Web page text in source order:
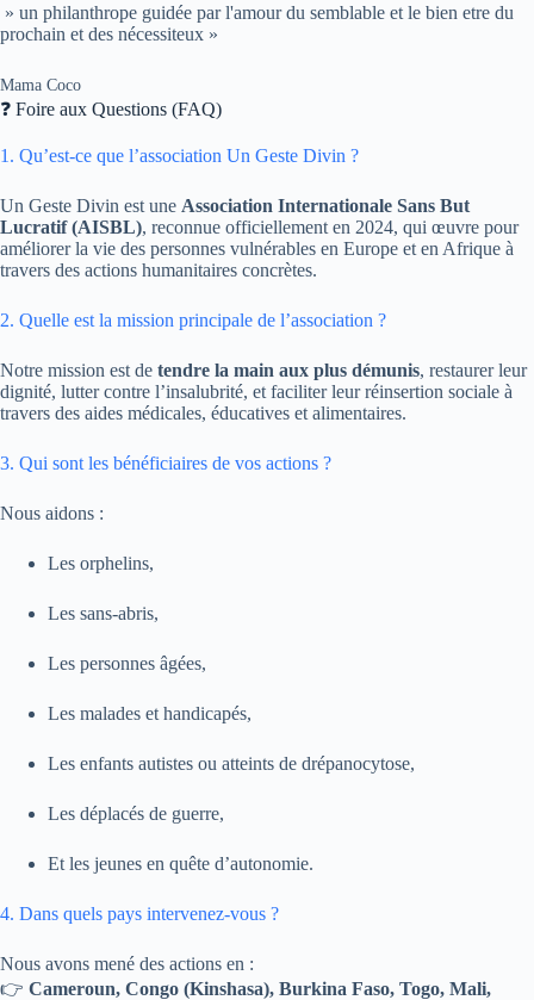
» un philanthrope guidée par l'amour du semblable et le bien etre du
prochain et des nécessiteux »
Mama Coco
❓ Foire aux Questions (FAQ)
1. Qu’est-ce que l’association Un Geste Divin ?
Un Geste Divin est une Association Internationale Sans But
Lucratif (AISBL), reconnue officiellement en 2024, qui œuvre pour
améliorer la vie des personnes vulnérables en Europe et en Afrique à
travers des actions humanitaires concrètes.
2. Quelle est la mission principale de l’association ?
Notre mission est de tendre la main aux plus démunis, restaurer leur
dignité, lutter contre l’insalubrité, et faciliter leur réinsertion sociale à
travers des aides médicales, éducatives et alimentaires.
3. Qui sont les bénéficiaires de vos actions ?
Nous aidons :
Les orphelins,
Les sans-abris,
Les personnes âgées,
Les malades et handicapés,
Les enfants autistes ou atteints de drépanocytose,
Les déplacés de guerre,
Et les jeunes en quête d’autonomie.
4. Dans quels pays intervenez-vous ?
Nous avons mené des actions en :
👉 Cameroun, Congo (Kinshasa), Burkina Faso, Togo, Mali,